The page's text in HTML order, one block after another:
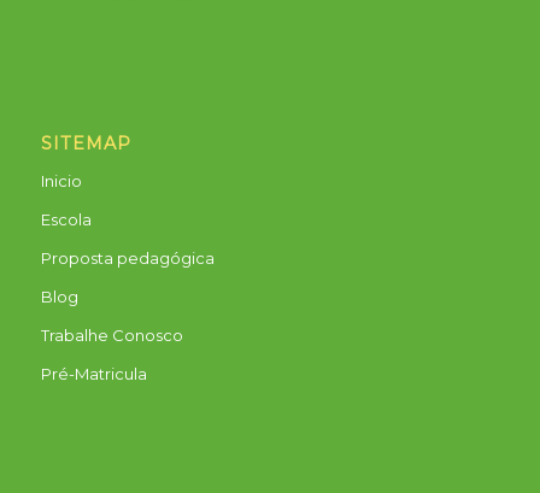
SITEMAP
Inicio
Escola
Proposta pedagógica
Blog
Trabalhe Conosco
Pré-Matricula